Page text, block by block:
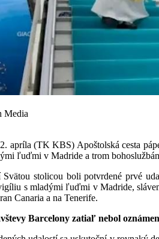
Media
apríla (TK KBS) Apoštolská cesta
ľuďmi v Madride a trom
Svätou stolicou boli potvrdené prvé
s mladými ľuďmi v Madride,
Canaria a na Tenerife.
Barcelony zatiaľ nebol